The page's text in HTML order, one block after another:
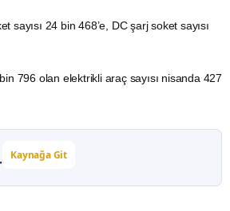
sayısı 24 bin 468’e, DC şarj soket sayısı
796 olan elektrikli araç sayısı nisanda 427
Kaynağa Git